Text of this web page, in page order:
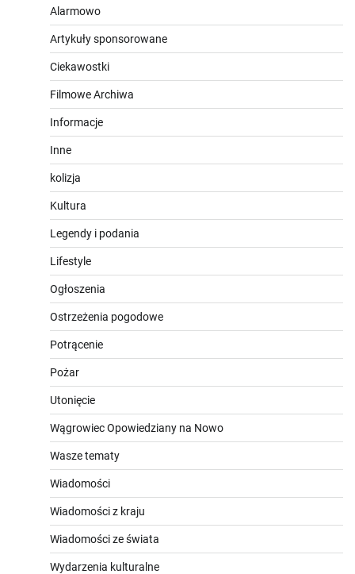
Alarmowo
Artykuły sponsorowane
Ciekawostki
Filmowe Archiwa
Informacje
Inne
kolizja
Kultura
Legendy i podania
Lifestyle
Ogłoszenia
Ostrzeżenia pogodowe
Potrącenie
Pożar
Utonięcie
Wągrowiec Opowiedziany na Nowo
Wasze tematy
Wiadomości
Wiadomości z kraju
Wiadomości ze świata
Wydarzenia kulturalne